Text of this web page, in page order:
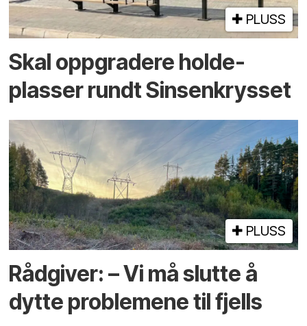
PLUSS
Skal oppgradere holde­
plasser rundt Sinsenkrysset
PLUSS
Rådgiver: – Vi må slutte å
dytte problemene til fjells